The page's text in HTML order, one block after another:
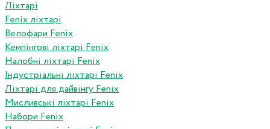
Ліхтарі
Fenix ліхтарі
Велофари Fenix
Кемпінгові ліхтарі Fenix
Налобні ліхтарі Fenix
Індустріальні ліхтарі Fenix
Ліхтарі для дайвінгу Fenix
Мисливські ліхтарі Fenix
Набори Fenix